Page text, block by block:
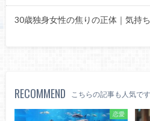
30歳独身女性の焦りの正体｜気持
RECOMMEND こちらの記事も人気です
恋愛